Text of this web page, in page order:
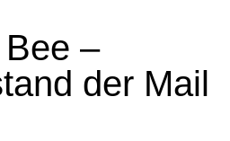
–
der Mail